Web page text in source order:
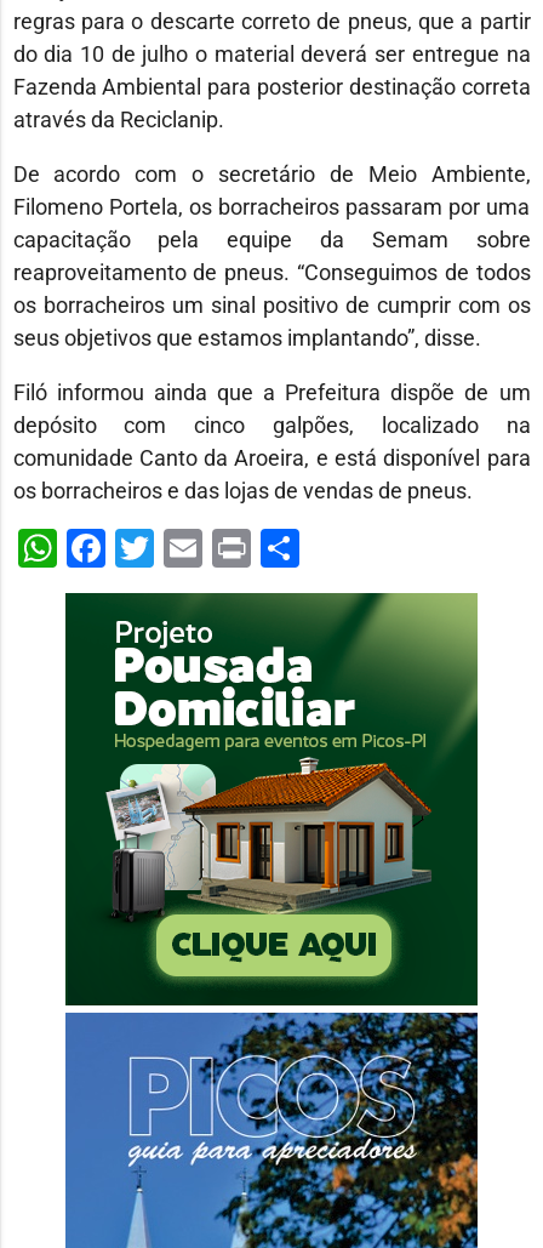
regras para o descarte correto de pneus, que a partir
do dia 10 de julho o material deverá ser entregue na
Fazenda Ambiental para posterior destinação correta
através da Reciclanip.
De acordo com o secretário de Meio Ambiente,
Filomeno Portela, os borracheiros passaram por uma
capacitação pela equipe da Semam sobre
reaproveitamento de pneus. “Conseguimos de todos
os borracheiros um sinal positivo de cumprir com os
seus objetivos que estamos implantando”, disse.
Filó informou ainda que a Prefeitura dispõe de um
depósito com cinco galpões, localizado na
comunidade Canto da Aroeira, e está disponível para
os borracheiros e das lojas de vendas de pneus.
WhatsApp
Facebook
Twitter
Email
PrintShare